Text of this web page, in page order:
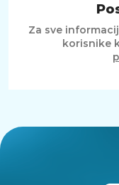
Za sve
korisnike